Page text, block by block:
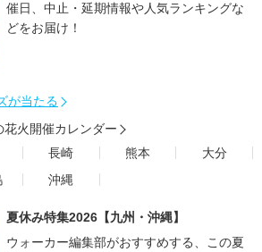
催日、中止・延期情報や人気ランキングな
どをお届け！
が当たる
花火開催カレンダー
長崎 熊本
大分
沖縄
夏休み特集2026【九州・沖縄】
ウォーカー編集部がおすすめする、この夏